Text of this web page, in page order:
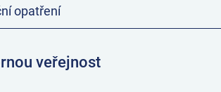
opatření
veřejnost